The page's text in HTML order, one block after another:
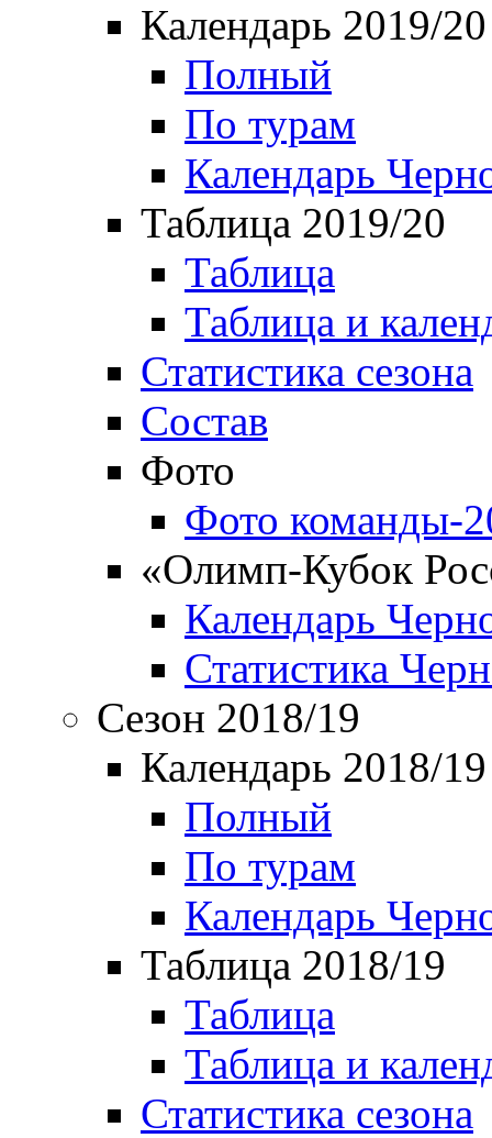
Календарь 2019/20
Полный
По турам
Календарь
Таблица 2019/20
Таблица
Таблица и
Статистика сезона
Состав
Фото
Фото команды-
«Олимп-Кубок
Календарь
Статистика
Сезон 2018/19
Календарь 2018/19
Полный
По турам
Календарь
Таблица 2018/19
Таблица
Таблица и
Статистика сезона